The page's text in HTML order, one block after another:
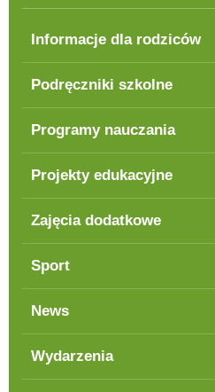
Informacje dla rodziców
Podręczniki szkolne
Programy nauczania
Projekty edukacyjne
Zajęcia dodatkowe
Sport
News
Wydarzenia